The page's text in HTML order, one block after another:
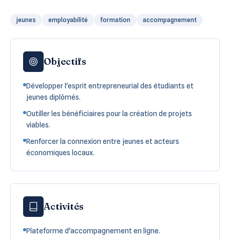
jeunes employabilité formation accompagnement
Objectifs
Développer l'esprit entrepreneurial des étudiants et
jeunes diplômés.
Outiller les bénéficiaires pour la création de projets
viables.
Renforcer la connexion entre jeunes et acteurs
économiques locaux.
Activités
Plateforme d'accompagnement en ligne.